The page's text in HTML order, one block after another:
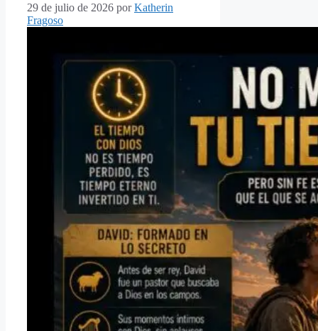
29 de julio de 2026 porKatherin
Fragoso